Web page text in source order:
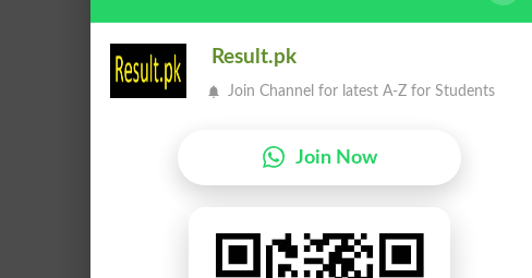
Result.pk
Join Channel for latest A-Z for Students
Join Now